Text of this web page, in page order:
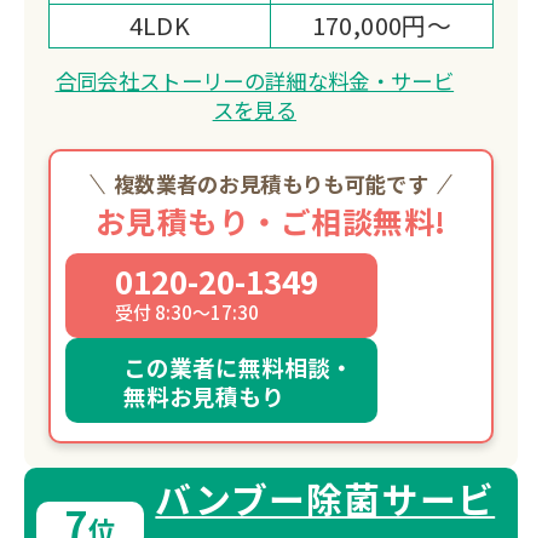
4LDK
170,000円～
合同会社ストーリーの詳細な料金・サービ
スを見る
複数業者のお見積もりも可能です
お見積もり・ご相談無料!
0120-20-1349
受付 8:30～17:30
この業者に無料相談・
無料お見積もり
7位
バンブー除菌サービ